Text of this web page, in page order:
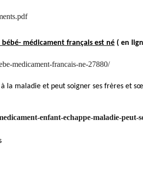
bébé- médicament français est né ( en
medicament-francais-ne-27880/
la maladie et peut soigner ses frères et
enfant-echappe-maladie-peut-